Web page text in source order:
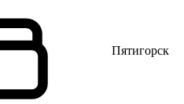
Пятигорск